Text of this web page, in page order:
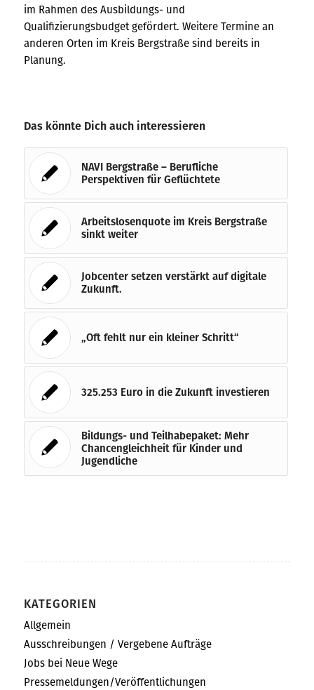
im Rahmen des Ausbildungs- und
Qualifizierungsbudget gefördert. Weitere Termine an
anderen Orten im Kreis Bergstraße sind bereits in
Planung.
Das könnte Dich auch interessieren
NAVI Bergstraße – Berufliche
Perspektiven für Geflüchtete
Arbeitslosenquote im Kreis Bergstraße
sinkt weiter
Jobcenter setzen verstärkt auf digitale
Zukunft.
„Oft fehlt nur ein kleiner Schritt“
325.253 Euro in die Zukunft investieren
Bildungs- und Teilhabepaket: Mehr
Chancengleichheit für Kinder und
Jugendliche
KATEGORIEN
Allgemein
Ausschreibungen / Vergebene Aufträge
Jobs bei Neue Wege
Pressemeldungen/Veröffentlichungen